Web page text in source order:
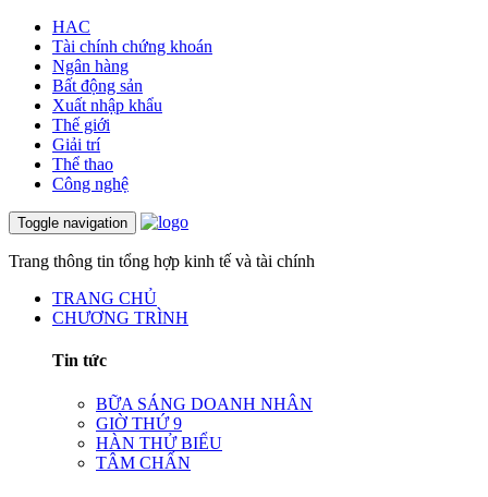
HAC
Tài chính chứng khoán
Ngân hàng
Bất động sản
Xuất nhập khẩu
Thế giới
Giải trí
Thể thao
Công nghệ
Toggle navigation
Trang thông tin tổng hợp kinh tế và tài chính
TRANG CHỦ
CHƯƠNG TRÌNH
Tin tức
BỮA SÁNG DOANH NHÂN
GIỜ THỨ 9
HÀN THỬ BIỂU
TÂM CHẤN